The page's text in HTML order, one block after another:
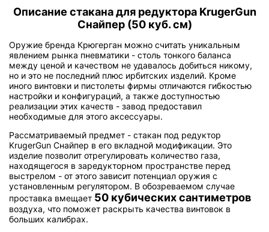
Описание стакана для редуктора KrugerGun
Снайпер (50 куб. см)
Оружие бренда Крюгерган можно считать уникальным
явлением рынка пневматики - столь тонкого баланса
между ценой и качеством не удавалось добиться никому,
но и это не последний плюс ирбитских изделий. Кроме
иного винтовки и пистолеты фирмы отличаются гибкостью
настройки и конфигураций, а также доступностью
реализации этих качеств - завод предоставил
необходимые для этого аксессуары.
Рассматриваемый предмет - стакан под редуктор
KrugerGun Снайпер в его вкладной модификации. Это
изделие позволит отрегулировать количество газа,
находящегося в заредукторном пространстве перед
выстрелом - от этого зависит потенциал оружия с
установленным регулятором. В обозреваемом случае
проставка вмещает 50 кубических сантиметров
воздуха, что поможет раскрыть качества винтовок в
больших калибрах.